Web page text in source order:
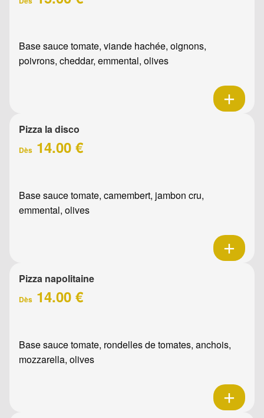
Base sauce tomate, viande hachée, oignons,
poivrons, cheddar, emmental, olives
Pizza la disco
Dès 14.00 €
Base sauce tomate, camembert, jambon cru,
emmental, olives
Pizza napolitaine
Dès 14.00 €
Base sauce tomate, rondelles de tomates, anchois,
mozzarella, olives